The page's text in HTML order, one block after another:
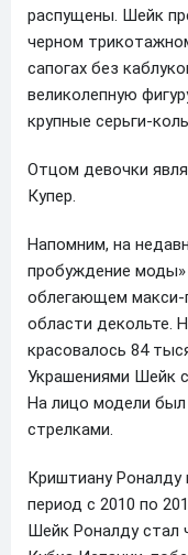
распущены. Шейк
черном
сапогах без
великолепную
крупные серьги-
Отцом девочки
Купер.
Напомним, на
пробуждение
облегающем макси-
области декольте.
красовалось 84
Украшениями Шейк
На лицо модели был
стрелками.
Криштиану Роналду
период с 2010 по
Шейк Роналду стал